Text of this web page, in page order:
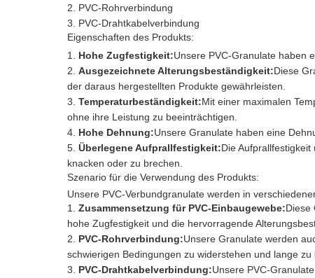
PVC-Rohrverbindung
PVC-Drahtkabelverbindung
Eigenschaften des Produkts:
Hohe Zugfestigkeit:Unsere PVC-Granulate haben
Ausgezeichnete Alterungsbeständigkeit:Diese
der daraus hergestellten Produkte gewährleisten.
Temperaturbeständigkeit:Mit einer maximalen
ohne ihre Leistung zu beeinträchtigen.
Hohe Dehnung:Unsere Granulate haben eine
Überlegene Aufprallfestigkeit:Die
knacken oder zu brechen.
Szenario für die Verwendung des Produkts:
Unsere PVC-Verbundgranulate werden in
Zusammensetzung für PVC-Einbaugewebe:Diese
hohe Zugfestigkeit und die hervorragende
PVC-Rohrverbindung:Unsere Granulate werden
schwierigen Bedingungen zu widerstehen und lange zu
PVC-Drahtkabelverbindung:Unsere PVC-